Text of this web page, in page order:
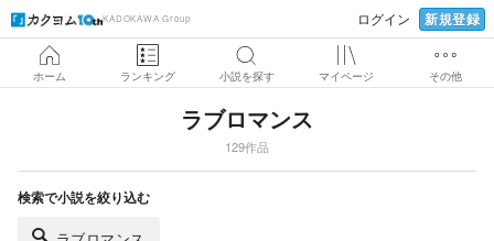
KADOKAWA Group ログイン 新規登録
ホーム ランキング 小説を探す マイページ その他
ラブロマンス
129作品
検索で小説を絞り込む